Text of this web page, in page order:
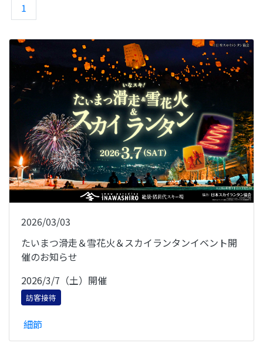
1
2026/03/03
たいまつ滑走＆雪花火＆スカイランタンイベント開
催のお知らせ
2026/3/7（土）開催
訪客接待
細節